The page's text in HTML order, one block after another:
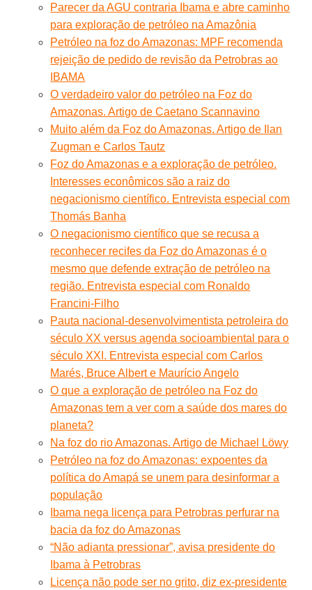
Parecer da AGU contraria Ibama e abre caminho
para exploração de petróleo na Amazônia
Petróleo na foz do Amazonas: MPF recomenda
rejeição de pedido de revisão da Petrobras ao
IBAMA
O verdadeiro valor do petróleo na Foz do
Amazonas. Artigo de Caetano Scannavino
Muito além da Foz do Amazonas. Artigo de Ilan
Zugman e Carlos Tautz
Foz do Amazonas e a exploração de petróleo.
Interesses econômicos são a raiz do
negacionismo científico. Entrevista especial com
Thomás Banha
O negacionismo científico que se recusa a
reconhecer recifes da Foz do Amazonas é o
mesmo que defende extração de petróleo na
região. Entrevista especial com Ronaldo
Francini-Filho
Pauta nacional-desenvolvimentista petroleira do
século XX versus agenda socioambiental para o
século XXI. Entrevista especial com Carlos
Marés, Bruce Albert e Maurício Angelo
O que a exploração de petróleo na Foz do
Amazonas tem a ver com a saúde dos mares do
planeta?
Na foz do rio Amazonas. Artigo de Michael Löwy
Petróleo na foz do Amazonas: expoentes da
política do Amapá se unem para desinformar a
população
Ibama nega licença para Petrobras perfurar na
bacia da foz do Amazonas
“Não adianta pressionar”, avisa presidente do
Ibama à Petrobras
Licença não pode ser no grito, diz ex-presidente